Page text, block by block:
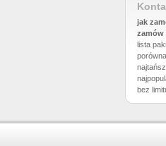
jak
lista
bez